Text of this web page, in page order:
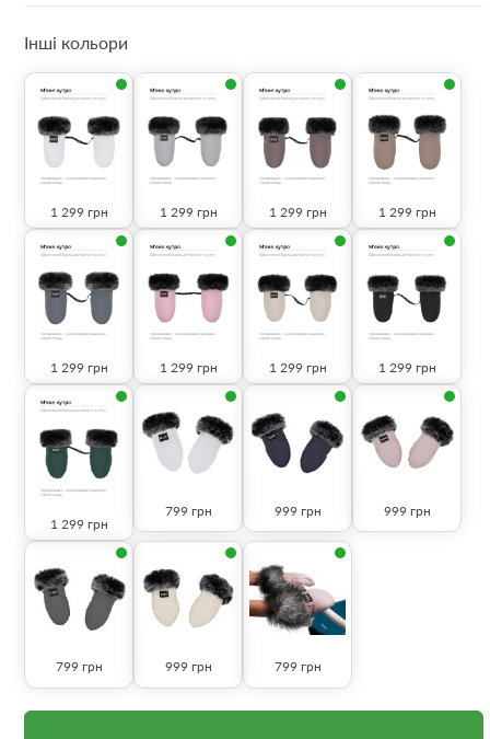
Інші кольори
1 299 грн 1 299 грн 1 299 грн 1 299 грн
1 299 грн 1 299 грн 1 299 грн 1 299 грн
1 299 грн
799 грн 999 грн 999 грн
799 грн 999 грн 799 грн